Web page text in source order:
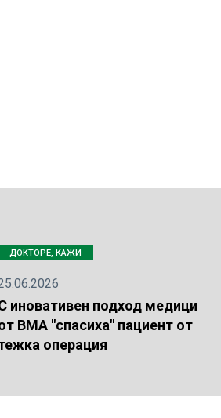
ДОКТОРЕ, КАЖИ
иновативен подход медици
ВМА "спасиха" пациент от
операция